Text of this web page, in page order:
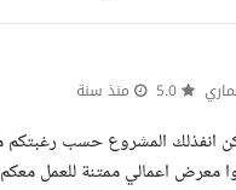
منذ سنة